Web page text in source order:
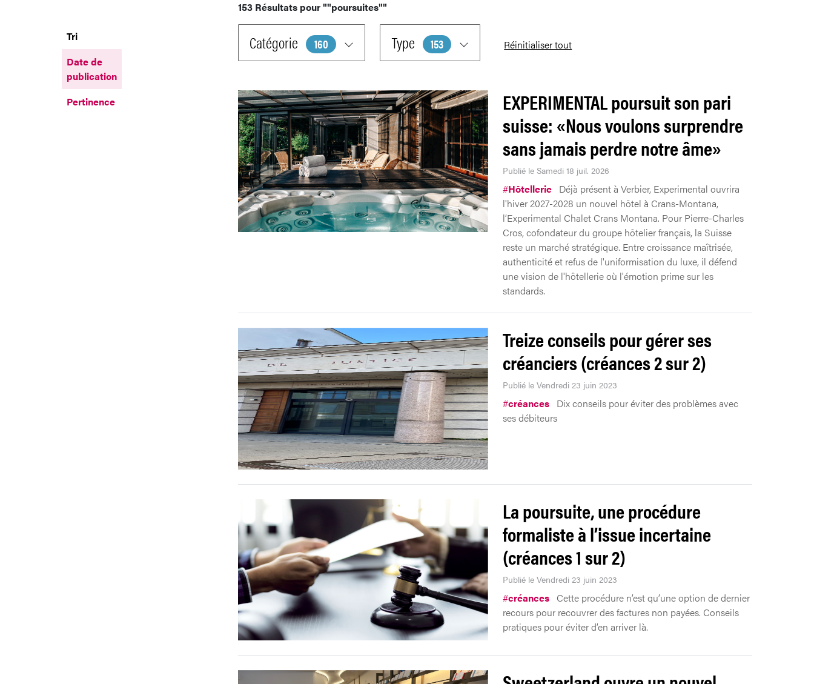
153 Résultats pour""poursuites""
Tri
Date de
publication
Pertinence
Catégorie 160 Type 153 Réinitialiser tout
EXPERIMENTAL poursuit son pari
suisse: «Nous voulons surprendre
sans jamais perdre notre âme»
Publié le Samedi 18 juil. 2026
#Hôtellerie Déjà présent à Verbier, Experimental ouvrira
l'hiver 2027-2028 un nouvel hôtel à Crans-Montana,
l’Experimental Chalet Crans Montana. Pour Pierre-Charles
Cros, cofondateur du groupe hôtelier français, la Suisse
reste un marché stratégique. Entre croissance maîtrisée,
authenticité et refus de l'uniformisation du luxe, il défend
une vision de l'hôtellerie où l'émotion prime sur les
standards.
Treize conseils pour gérer ses
créanciers (créances 2 sur 2)
Publié le Vendredi 23 juin 2023
#créances Dix conseils pour éviter des problèmes avec
ses débiteurs
La poursuite, une procédure
formaliste à l’issue incertaine
(créances 1 sur 2)
Publié le Vendredi 23 juin 2023
#créances Cette procédure n’est qu’une option de dernier
recours pour recouvrer des factures non payées. Conseils
pratiques pour éviter d’en arriver là.